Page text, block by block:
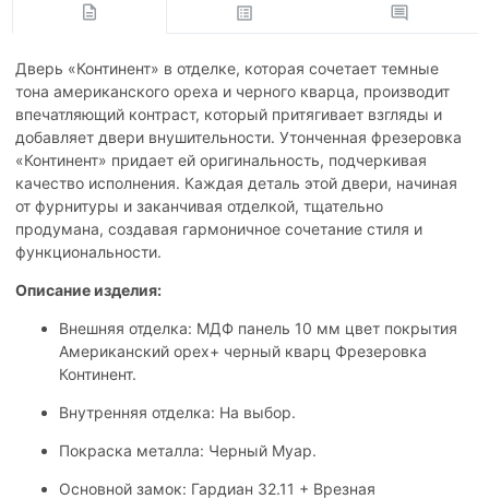
Дверь «Континент» в отделке, которая сочетает темные
тона американского ореха и черного кварца, производит
впечатляющий контраст, который притягивает взгляды и
добавляет двери внушительности. Утонченная фрезеровка
«Континент» придает ей оригинальность, подчеркивая
качество исполнения. Каждая деталь этой двери, начиная
от фурнитуры и заканчивая отделкой, тщательно
продумана, создавая гармоничное сочетание стиля и
функциональности.
Описание изделия:
Внешняя отделка: МДФ панель 10 мм цвет покрытия
Американский орех+ черный кварц Фрезеровка
Континент.
Внутренняя отделка: На выбор.
Покраска металла: Черный Муар.
Основной замок: Гардиан 32.11 + Врезная